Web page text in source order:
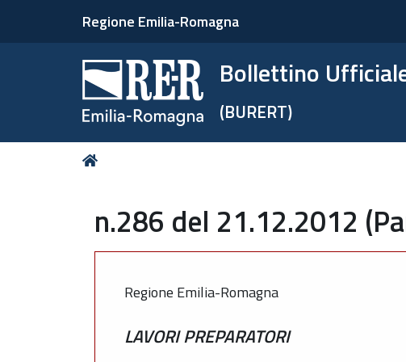
Regione Emilia-Romagna
Bollettino
(BURERT)
Tu
n.286 del 21.12.2012
Regione Emilia-Romagna
LAVORI PREPARATORI